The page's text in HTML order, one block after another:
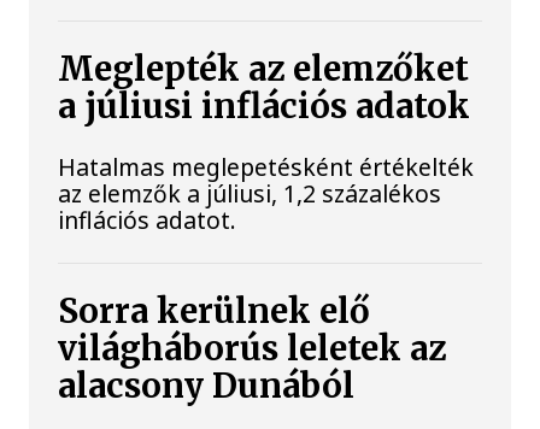
Meglepték az elemzőket
a júliusi inflációs adatok
Hatalmas meglepetésként értékelték
az elemzők a júliusi, 1,2 százalékos
inflációs adatot.
Sorra kerülnek elő
világháborús leletek az
alacsony Dunából